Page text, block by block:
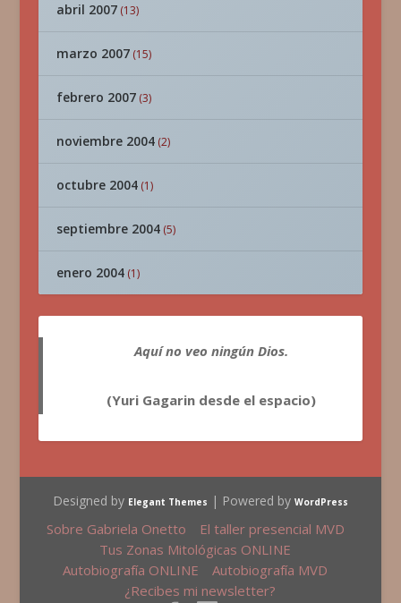
abril 2007(13)
marzo 2007(15)
febrero 2007(3)
noviembre 2004(2)
octubre 2004(1)
septiembre 2004(5)
enero 2004(1)
Aquí no veo ningún Dios.
(Yuri Gagarin desde el espacio)
Designed by Elegant Themes | Powered by WordPress
Sobre Gabriela Onetto
El taller presencial MVD
Tus Zonas Mitológicas ONLINE
Autobiografía ONLINE
Autobiografía MVD
¿Recibes mi newsletter?